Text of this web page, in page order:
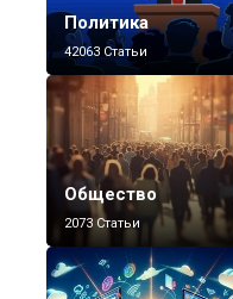
Политика
42063 Статьи
Общество
2073 Статьи